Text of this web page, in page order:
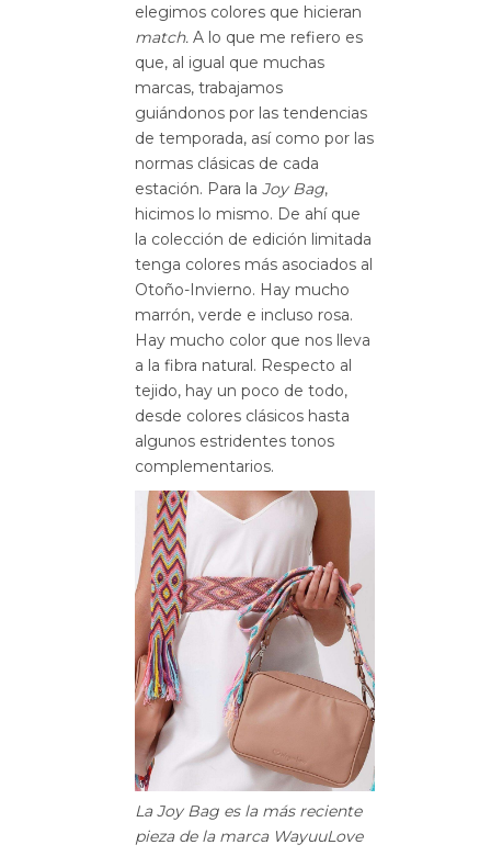
elegimos colores que hicieran
match. A lo que me refiero es
que, al igual que muchas
marcas, trabajamos
guiándonos por las tendencias
de temporada, así como por las
normas clásicas de cada
estación. Para la Joy Bag,
hicimos lo mismo. De ahí que
la colección de edición limitada
tenga colores más asociados al
Otoño-Invierno. Hay mucho
marrón, verde e incluso rosa.
Hay mucho color que nos lleva
a la fibra natural. Respecto al
tejido, hay un poco de todo,
desde colores clásicos hasta
algunos estridentes tonos
complementarios.
La Joy Bag es la más reciente
pieza de la marca WayuuLove